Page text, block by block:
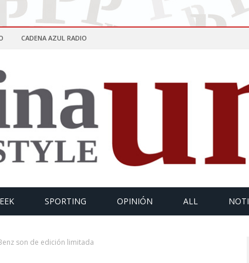
CADENA AZUL RADIO
SPORTING OPINIÓN ALL
son de edición limitada